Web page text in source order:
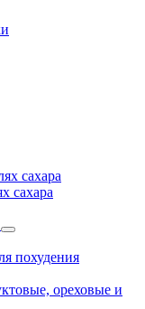
сахара
сахара
похудения
ореховые и